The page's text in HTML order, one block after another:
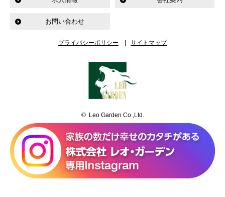
お問い合わせ
プライバシーポリシー サイトマップ
© Leo Garden Co.,Ltd.